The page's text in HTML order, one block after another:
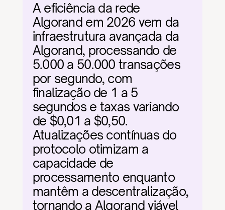
A eficiência da rede
Algorand em 2026 vem da
infraestrutura avançada da
Algorand, processando de
5.000 a 50.000 transações
por segundo, com
finalização de 1 a 5
segundos e taxas variando
de $0,01 a $0,50.
Atualizações contínuas do
protocolo otimizam a
capacidade de
processamento enquanto
mantêm a descentralização,
tornando a Algorand viável